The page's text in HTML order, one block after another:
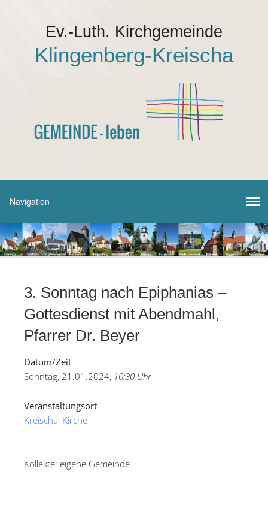
Ev.-Luth. Kirchgemeinde
Klingenberg-Kreischa
3. Sonntag nach Epiphanias –
Gottesdienst mit Abendmahl,
Pfarrer Dr. Beyer
Datum/Zeit
Sonntag, 21.01.2024, 10:30 Uhr
Veranstaltungsort
Kreischa, Kirche
Kollekte: eigene Gemeinde